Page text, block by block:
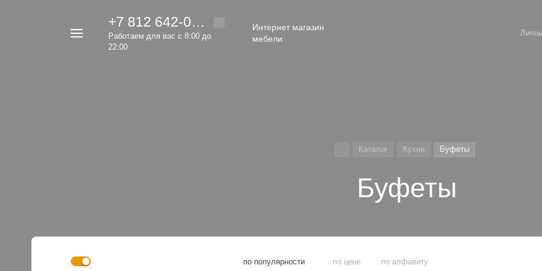
+7 812 642-00-92
Работаем для вас с 8:00 до
22:00
Интернет магазин
мебели
Каталог Кухни Буфеты
Буфеты
по популярности по цене по алфавиту